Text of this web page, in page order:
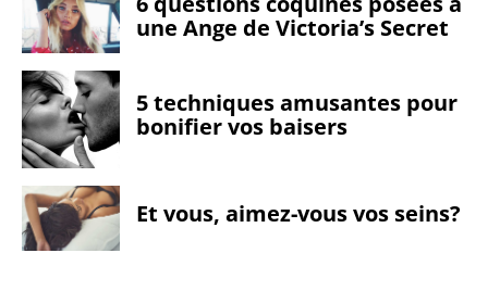
une Ange de Victoria’s Secret
5 techniques amusantes pour
bonifier vos baisers
Et vous, aimez-vous vos seins?